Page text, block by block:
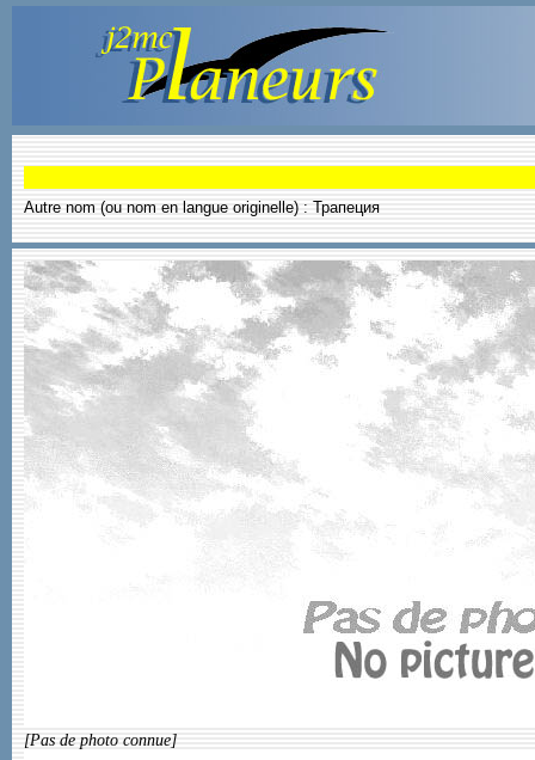
Autre nom (ou nom en langue originelle) : Трапеция
[Pas de photo connue]